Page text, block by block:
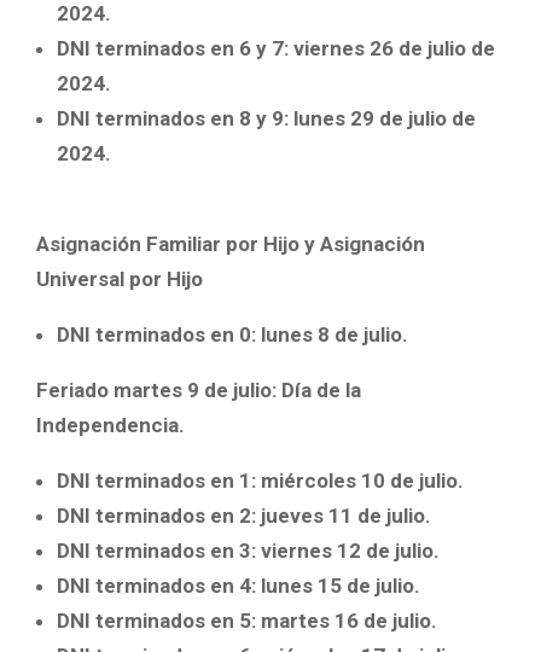
2024.
DNI terminados en 6 y 7: viernes 26 de julio de
2024.
DNI terminados en 8 y 9: lunes 29 de julio de
2024.
Asignación Familiar por Hijo y Asignación
Universal por Hijo
DNI terminados en 0: lunes 8 de julio.
Feriado martes 9 de julio: Día de la
Independencia.
DNI terminados en 1: miércoles 10 de julio.
DNI terminados en 2: jueves 11 de julio.
DNI terminados en 3: viernes 12 de julio.
DNI terminados en 4: lunes 15 de julio.
DNI terminados en 5: martes 16 de julio.